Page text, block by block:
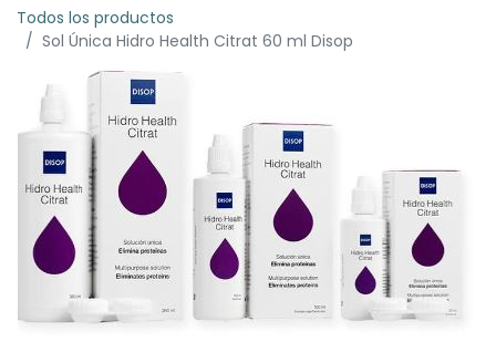
Todos los productos
Sol Única Hidro Health Citrat 60 ml Disop